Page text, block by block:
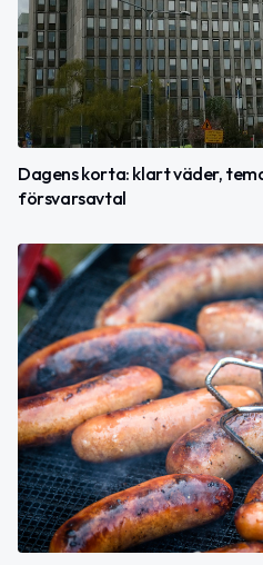
Dagens korta: klart väder,
försvarsavtal